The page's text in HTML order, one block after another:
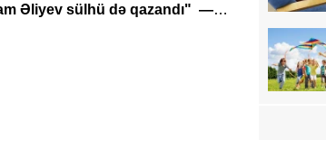
Əliyev sülhü də qazandı" —